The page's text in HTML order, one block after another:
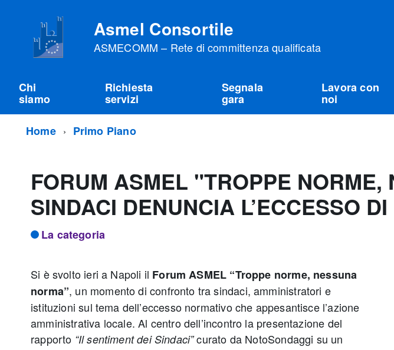
Asmel Consortile
ASMECOMM – Rete di committenza qualificata
Chi
siamo
Richiesta
servizi
Segnala
gara
Lavora con
noi
Home Primo Piano
FORUM ASMEL "TROPPE NORME,
SINDACI DENUNCIA L’ECCESSO
La categoria
Si è svolto ieri a Napoli il Forum ASMEL “Troppe norme, nessuna
norma”, un momento di confronto tra sindaci, amministratori e
istituzioni sul tema dell’eccesso normativo che appesantisce l’azione
amministrativa locale. Al centro dell’incontro la presentazione del
rapporto “Il sentiment dei Sindaci”curato da NotoSondaggi su un